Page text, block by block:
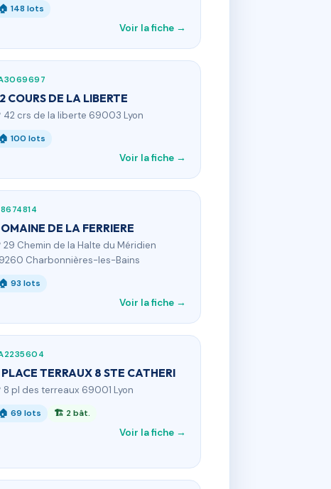
🏠 148 lots
Voir la fiche →
COURS DE LA LIBERTE
42 crs de la liberte 69003 Lyon
🏠 100 lots
Voir la fiche →
DE LA FERRIERE
29 Chemin de la Halte du Méridien
Charbonnières-les-Bains
🏠 93 lots
Voir la fiche →
TERRAUX 8 STE CATHERI
8 pl des terreaux 69001 Lyon
🏠 69 lots 🏗 2 bât.
Voir la fiche →